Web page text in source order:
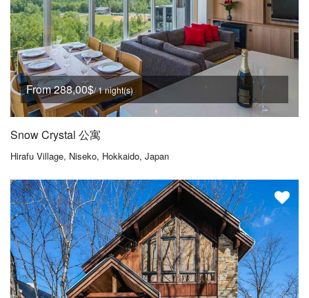
From 288,00$/ 1 night(s)
Snow Crystal 公寓
Hirafu Village, Niseko, Hokkaido, Japan